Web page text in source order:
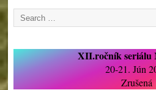
XII.ročník seriálu
20-21. Jún
Zrušená